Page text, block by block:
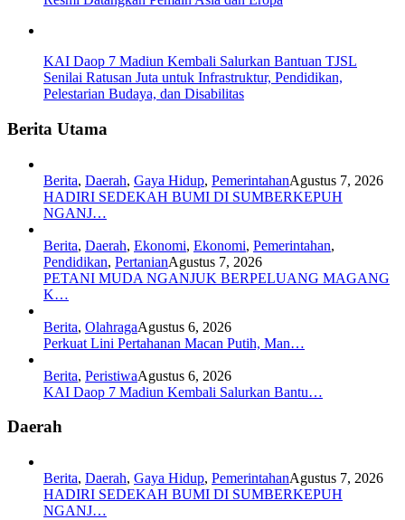
KAI Daop 7 Madiun Kembali Salurkan Bantuan TJSL
Senilai Ratusan Juta untuk Infrastruktur, Pendidikan,
Pelestarian Budaya, dan Disabilitas
Berita Utama
Berita, Daerah, Gaya Hidup, PemerintahanAgustus 7, 2026
HADIRI SEDEKAH BUMI DI SUMBERKEPUH
NGANJ…
Berita, Daerah, Ekonomi, Ekonomi, Pemerintahan,
Pendidikan, PertanianAgustus 7, 2026
PETANI MUDA NGANJUK BERPELUANG MAGANG
K…
Berita, OlahragaAgustus 6, 2026
Perkuat Lini Pertahanan Macan Putih, Man…
Berita, PeristiwaAgustus 6, 2026
KAI Daop 7 Madiun Kembali Salurkan Bantu…
Daerah
Berita, Daerah, Gaya Hidup, PemerintahanAgustus 7, 2026
HADIRI SEDEKAH BUMI DI SUMBERKEPUH
NGANJ…